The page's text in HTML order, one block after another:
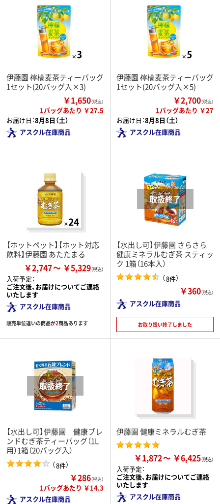
伊藤園 檸檬麦茶ティーバッグ
1セット(20バッグ入×3)
￥1,650（税込）
1バッグあたり ￥27.5
お届け日：8月8日（土）
アスクル在庫商品
伊藤園 檸檬麦茶ティーバッグ
1セット(20バッグ入×5)
￥2,700（税込）
1バッグあたり ￥27
お届け日：8月8日（土）
アスクル在庫商品
【ホットペット】【ホット対応
飲料】伊藤園 あたたまる
￥2,747 ￥5,329
入荷予定：
ご注文後、お届けについてご連絡
いたします
アスクル在庫商品
販売単位違いの商品が2商品あります
【水出し可】伊藤園 さらさら
健康ミネラルむぎ茶 スティッ
ク 1箱（16本入）
（8件）
￥360（税込）
アスクル在庫商品
お取り扱い終了しました
【水出し可】伊藤園 健康ブレ
ンドむぎ茶ティーバッグ（1L
用）1箱（20バッグ入）
（8件）
￥286（税込）
1バッグあたり ￥14.3
アスクル在庫商品
伊藤園 健康ミネラルむぎ茶
￥1,872 ￥6,425
入荷予定：
ご注文後、お届けについてご連絡
いたします
アスクル在庫商品